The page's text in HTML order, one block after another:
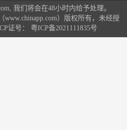
我们将会在48小时内给予处理。
www.chinapp.com）版权所有，未经授
证号： 粤ICP备2021111835号